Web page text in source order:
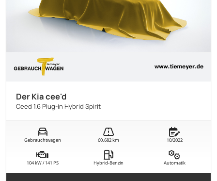
Der Kia cee'd
Ceed 1.6 Plug-in Hybrid Spirit
Gebrauchtwagen 60.682 km 10/2022
104 kW / 141 PS Hybrid-Benzin Automatik